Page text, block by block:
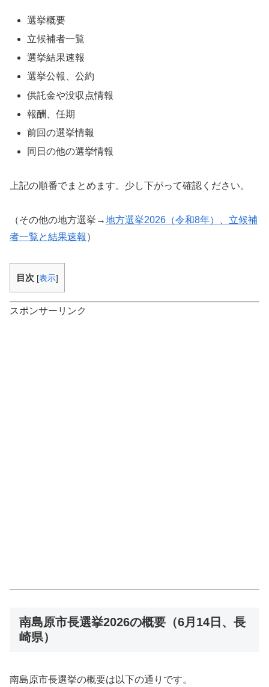
選挙概要
立候補者一覧
選挙結果速報
選挙公報、公約
供託金や没収点情報
報酬、任期
前回の選挙情報
同日の他の選挙情報
上記の順番でまとめます。少し下がって確認ください。
（その他の地方選挙→地方選挙2026（令和8年）、立候補
者一覧と結果速報 ）
目次 [表示]
スポンサーリンク
南島原市長選挙2026の概要（6月14日、長
崎県）
南島原市長選挙の概要は以下の通りです。